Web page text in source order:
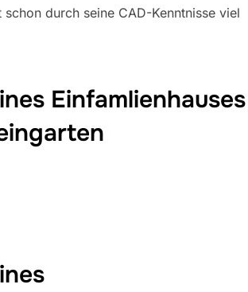
durch seine CAD-Kenntnisse viel
Einfamlienhauses